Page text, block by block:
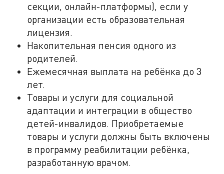
секции, онлайн-платформы), если у
организации есть образовательная
лицензия.
Накопительная пенсия одного из
родителей.
Ежемесячная выплата на ребёнка до 3
лет.
Товары и услуги для социальной
адаптации и интеграции в общество
детей-инвалидов. Приобретаемые
товары и услуги должны быть включены
в программу реабилитации ребёнка,
разработанную врачом.